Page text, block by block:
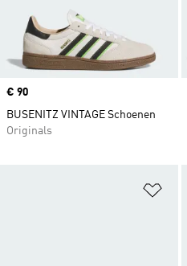
Price
€ 90
BUSENITZ VINTAGE Schoenen
Originals